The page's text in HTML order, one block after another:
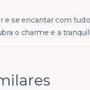
e se encantar com
o charme e a